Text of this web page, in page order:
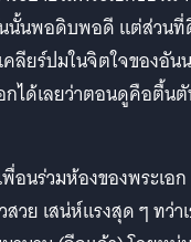
นั้นพอดิบพอดี แต่ส่วน
ลียร์ปมในจิตใจของอัน
กได้เลยว่าตอนดูคือตื้น
อนร่วมห้องของพระเอก
วย เสน่ห์แรงสุด ๆ ทว่า